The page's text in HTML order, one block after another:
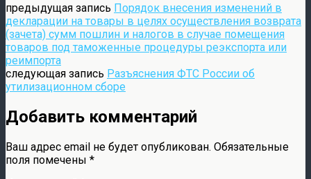
предыдущая запись Порядок внесения изменений в
декларации на товары в целях осуществления возврата
(зачета) сумм пошлин и налогов в случае помещения
товаров под таможенные процедуры реэкспорта или
реимпорта
следующая запись Разъяснения ФТС России об
утилизационном сборе
Добавить комментарий
Ваш адрес email не будет опубликован. Обязательные
поля помечены *